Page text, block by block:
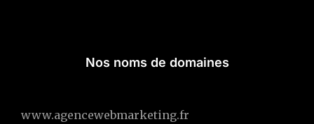
Nos noms de domaines
www.agencewebmarketing.fr